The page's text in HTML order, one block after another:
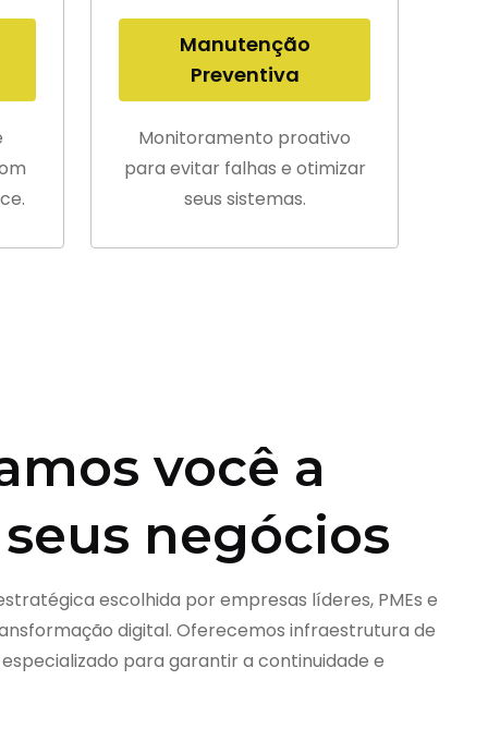
Manutenção
Preventiva
Monitoramento proativo
para evitar falhas e otimizar
seus sistemas.
você a
negócios
escolhida por empresas líderes, PMEs e
digital. Oferecemos infraestrutura de
para garantir a continuidade e